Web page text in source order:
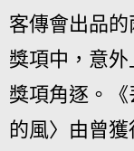
客傳會出品
獎項中，意
獎項角逐。
的風〉由曾